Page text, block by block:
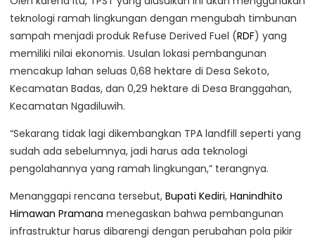
teknologi ramah lingkungan dengan mengubah timbunan
sampah menjadi produk Refuse Derived Fuel (RDF) yang
memiliki nilai ekonomis. Usulan lokasi pembangunan
mencakup lahan seluas 0,68 hektare di Desa Sekoto,
Kecamatan Badas, dan 0,29 hektare di Desa Branggahan,
Kecamatan Ngadiluwih.
“Sekarang tidak lagi dikembangkan TPA landfill seperti yang
sudah ada sebelumnya, jadi harus ada teknologi
pengolahannya yang ramah lingkungan,” terangnya.
Menanggapi rencana tersebut, Bupati Kediri, Hanindhito
Himawan Pramana menegaskan bahwa pembangunan
infrastruktur harus dibarengi dengan perubahan pola pikir